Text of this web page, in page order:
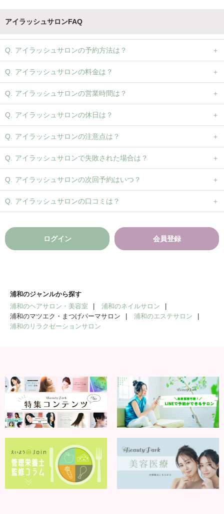
アイラッシュサロンFAQ
アイラッシュサロンの予約方法は？
アイラッシュサロンの料金は？
アイラッシュサロンの営業時間は？
アイラッシュサロンの休日は？
アイラッシュサロンの注意点は？
アイラッシュサロンで失敗された場合は？
アイラッシュサロンの次回予約はいつ？
アイラッシュサロンの口コミは？
ログイン 会員登録
浦和のジャンルから探す
浦和のヘアサロン・美容室
浦和のネイルサロン
浦和のマツエク・まつげパーマサロン
浦和のエステサロン
浦和のリラクゼーションサロン